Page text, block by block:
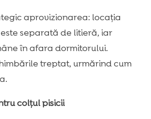
aprovizionarea: locația
separată de litieră, iar
în afara dormitorului.
treptat, urmărind cum
colțul pisicii